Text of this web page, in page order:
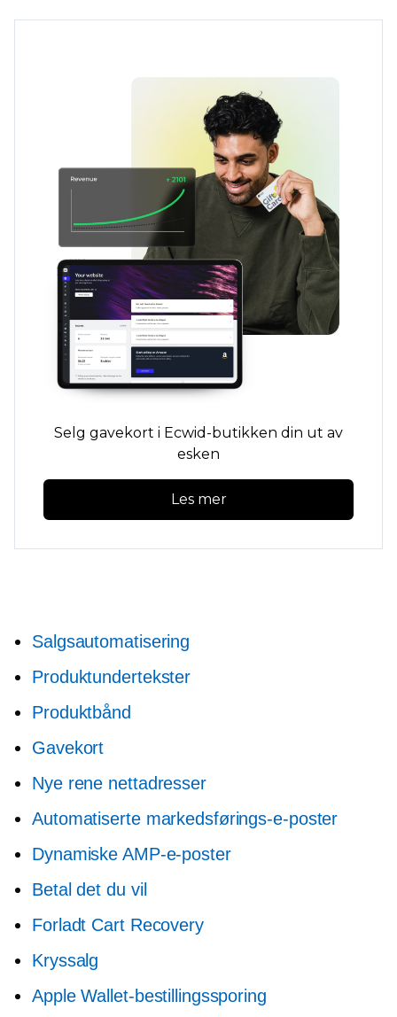
Selg gavekort i Ecwid-butikken din ut av
esken
Les mer
Salgsautomatisering
Produktundertekster
Produktbånd
Gavekort
Nye rene nettadresser
Automatiserte markedsførings-e-poster
Dynamiske AMP-e-poster
Betal det du vil
Forladt Cart Recovery
Kryssalg
Apple Wallet-bestillingssporing